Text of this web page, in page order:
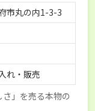
市丸の内1-3-3
れ・販売
」を売る本物の